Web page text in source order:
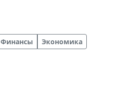
Финансы
Экономика